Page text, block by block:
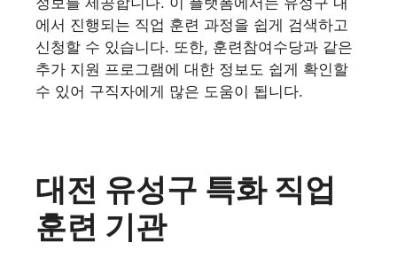
에서 진행되는 직업 훈련 과정을 쉽게 검색하고
신청할 수 있습니다. 또한, 훈련참여수당과 같은
추가 지원 프로그램에 대한 정보도 쉽게 확인할
수 있어 구직자에게 많은 도움이 됩니다.
대전 유성구 특화 직업
훈련 기관